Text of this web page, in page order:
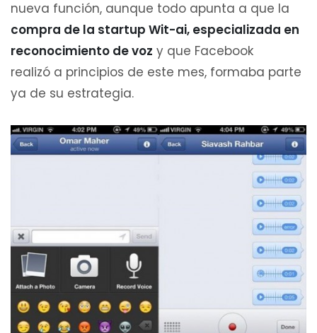
nueva función, aunque todo apunta a que la
compra de la startup Wit-ai, especializada en
reconocimiento de voz y que Facebook
realizó a principios de este mes, formaba parte
ya de su estrategia.